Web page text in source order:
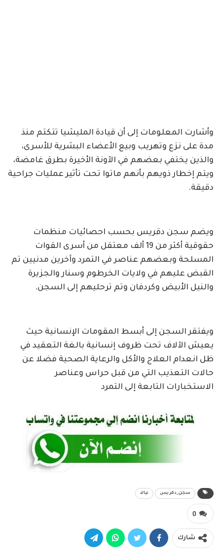
وأشارت المعلومات إلى أن قيادة المليشيا تتكتم منذ
مدة على نزع وتهريب وبيع الأعضاء البشرية للأسرى،
والذين يختفي بعضهم في الآونة الأخيرة بطرق غامضة،
ويتم إخطار ذويهم بأنهم ماتوا تحت تأثير عمليات جراحية
دقيقة.
ويضم سجن دقريس بحسب احصائيات منظمات
حقوقية أكثر من 19 ألف معتقل من أسرى القوات
المسلحة وبعضهم عناصر في التمرد وآخرين مدنيين تم
القبض عليهم في ولايات الخرطوم وسنار والجزيرة
والنيل الأبيض وكردفان وتم ترحليهم إلى السجن.
ويفتقر السجن إلى أبسط المقومات الإنسانية حيث
يعيش الآلاف تحت ظروف إنسانية بالغة التعقيد في
ظل انعدام العلاج والأكل والرعاية الصحية فضلا عن
حالات التعذيب التي من قبل حراس وعناصر
الاستخبارات التابعة إلى التمرد
سجن_دقريس نيالا
0
شارك